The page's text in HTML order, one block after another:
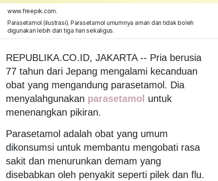
www.freepik.com.
Parasetamol (ilustrasi). Parasetamol umumnya aman dan tidak boleh
digunakan lebih dari tiga hari sekaligus.
REPUBLIKA.CO.ID, JAKARTA -- Pria berusia
77 tahun dari Jepang mengalami kecanduan
obat yang mengandung parasetamol. Dia
menyalahgunakan parasetamol untuk
menenangkan pikiran.
Parasetamol adalah obat yang umum
dikonsumsi untuk membantu mengobati rasa
sakit dan menurunkan demam yang
disebabkan oleh penyakit seperti pilek dan flu.